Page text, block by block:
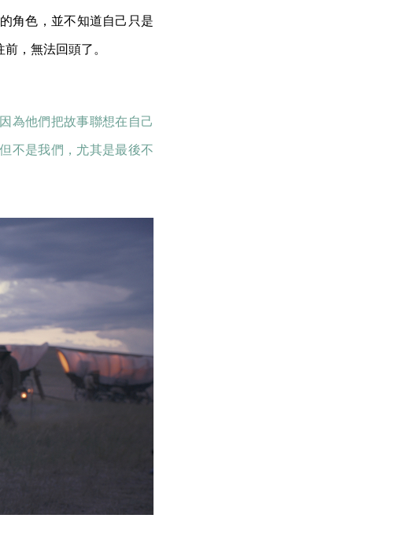
角色，並不知道自己只是
，無法回頭了。
為他們把故事聯想在自己
不是我們，尤其是最後不